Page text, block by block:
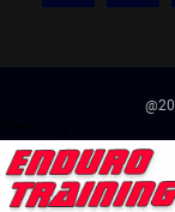
Allgemeine